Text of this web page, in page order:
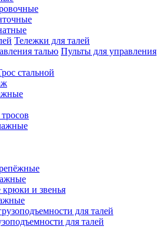
Тележки для талей
Пульты для управления
стальной
и звенья
для талей